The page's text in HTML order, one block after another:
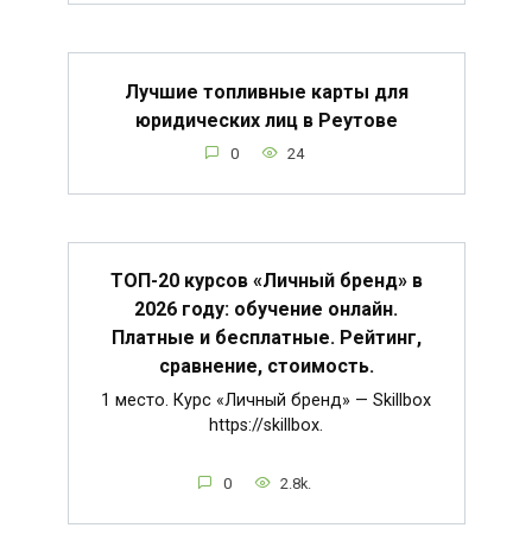
Лучшие топливные карты для
юридических лиц в Реутове
0 24
ТОП-20 курсов «Личный бренд» в
2026 году: обучение онлайн.
Платные и бесплатные. Рейтинг,
сравнение, стоимость.
1 место. Курс «Личный бренд» — Skillbox
https://skillbox.
0 2.8k.